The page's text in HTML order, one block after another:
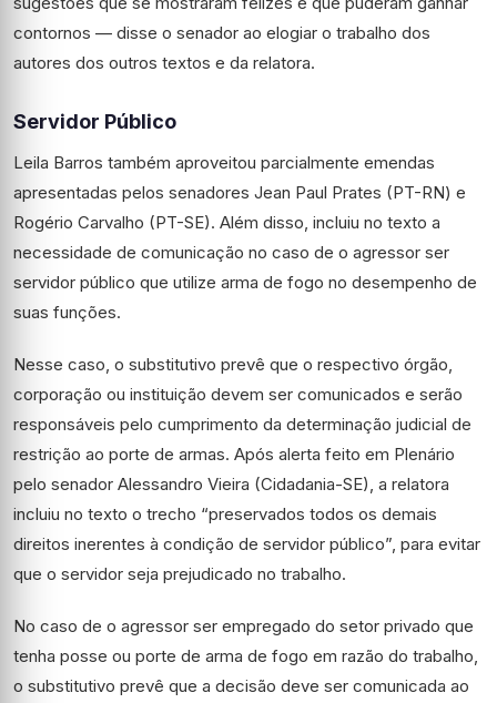
contornos — disse o senador ao elogiar o trabalho dos
autores dos outros textos e da relatora.
Servidor Público
Leila Barros também aproveitou parcialmente emendas
apresentadas pelos senadores Jean Paul Prates (PT-RN) e
Rogério Carvalho (PT-SE). Além disso, incluiu no texto a
necessidade de comunicação no caso de o agressor ser
servidor público que utilize arma de fogo no desempenho de
suas funções.
Nesse caso, o substitutivo prevê que o respectivo órgão,
corporação ou instituição devem ser comunicados e serão
responsáveis pelo cumprimento da determinação judicial de
restrição ao porte de armas. Após alerta feito em Plenário
pelo senador Alessandro Vieira (Cidadania-SE), a relatora
incluiu no texto o trecho “preservados todos os demais
direitos inerentes à condição de servidor público”, para evitar
que o servidor seja prejudicado no trabalho.
No caso de o agressor ser empregado do setor privado que
tenha posse ou porte de arma de fogo em razão do trabalho,
o substitutivo prevê que a decisão deve ser comunicada ao